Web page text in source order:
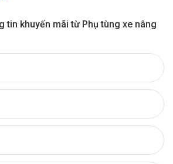
tin khuyến mãi từ Phụ tùng xe nâng